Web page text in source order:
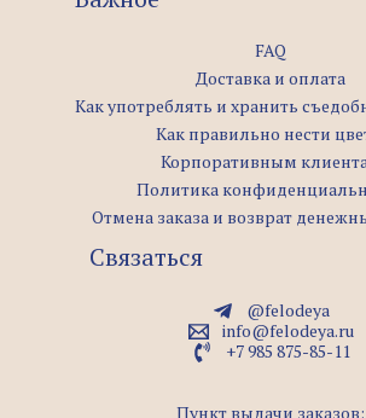
FAQ
Доставка и оплата
Как употреблять и хранить
Как правильно нести
Корпоративным
Политика
Отмена заказа и возврат
Связаться
@felodeya
info@felodeya.ru
+7 985 875-85-11
Пункт выдачи заказов: